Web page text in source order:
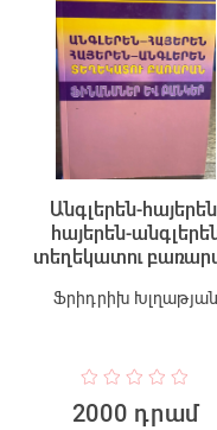
Անգլերեն-
հայերեն-
տեղեկատու
Ֆրիդրիխ Խլղաթյան
2000 դրամ